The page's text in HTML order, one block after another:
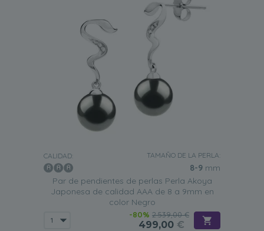
CALIDAD: TAMAÑO DE LA PERLA:
8-9 mm
Par de pendientes de perlas Perla Akoya
Japonesa de calidad AAA de 8 a 9mm en
color Negro
-80% 2.539,00 €
499,00 €